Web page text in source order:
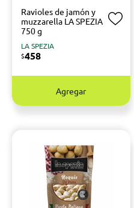
Ravioles de jamón y
muzzarella LA SPEZIA
750 g
LA SPEZIA
$458
Agregar